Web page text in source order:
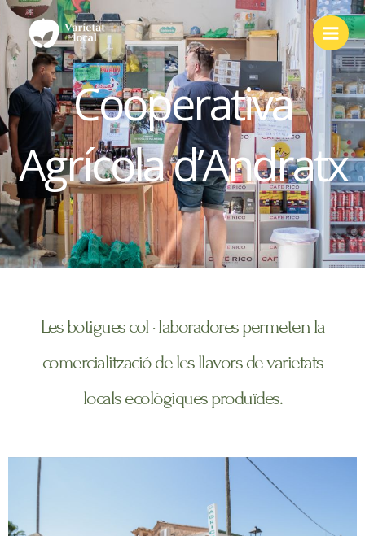
Vés
contingut
Cooperativa
Agrícola d’Andratx
Les botigues col · laboradores permeten la
comercialització de les llavors de varietats
locals ecològiques produïdes.